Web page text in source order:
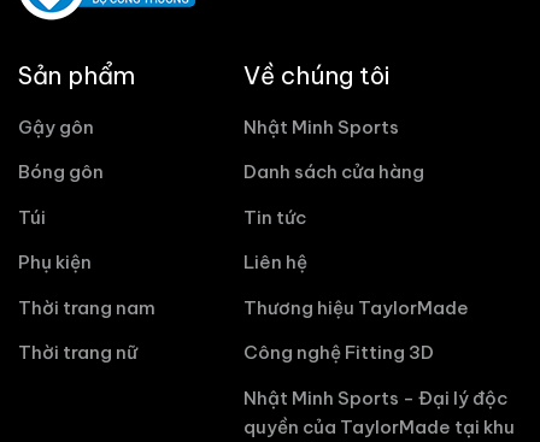
Sản phẩm
Gậy gôn
Bóng gôn
Túi
Phụ kiện
Thời trang nam
Thời trang nữ
Về chúng tôi
Nhật Minh Sports
Danh sách cửa hàng
Tin tức
Liên hệ
Thương hiệu TaylorMade
Công nghệ Fitting 3D
Nhật Minh Sports - Đại lý độc
quyền của TaylorMade tại khu